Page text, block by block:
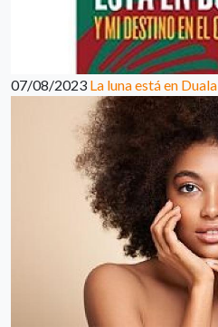
07/08/2023 La luna está en Duala